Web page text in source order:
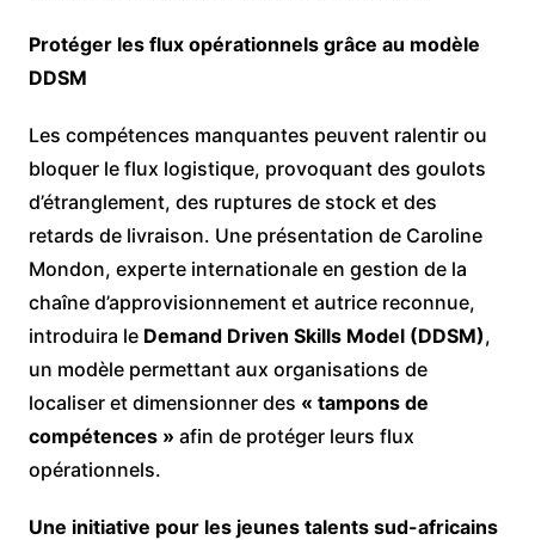
Protéger les flux opérationnels grâce au modèle
DDSM
Les compétences manquantes peuvent ralentir ou
bloquer le flux logistique, provoquant des goulots
d’étranglement, des ruptures de stock et des
retards de livraison. Une présentation de Caroline
Mondon, experte internationale en gestion de la
chaîne d’approvisionnement et autrice reconnue,
introduira le Demand Driven Skills Model (DDSM),
un modèle permettant aux organisations de
localiser et dimensionner des « tampons de
compétences » afin de protéger leurs flux
opérationnels.
Une initiative pour les jeunes talents sud-africains